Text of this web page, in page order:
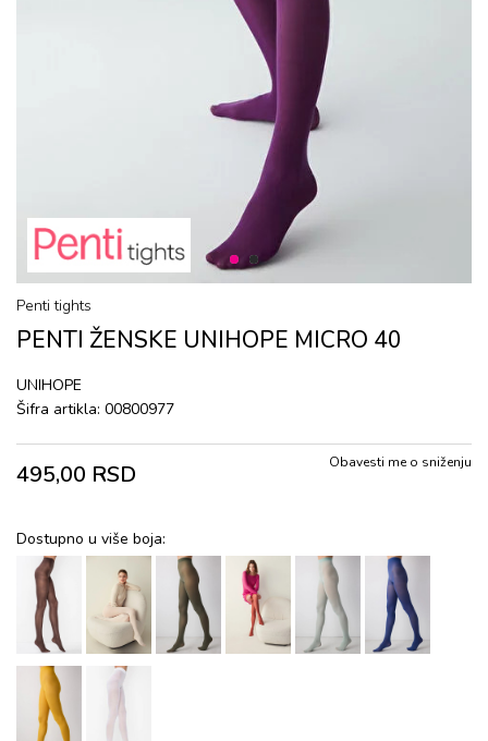
1 2
Penti tights
PENTI ŽENSKE UNIHOPE MICRO 40
UNIHOPE
Šifra artikla: 00800977
495,00 RSD Obavesti me o sniženju
Dostupno u više boja: